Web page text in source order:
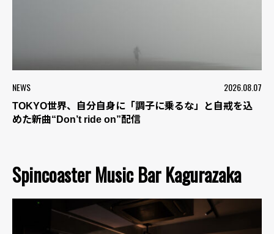
NEWS 2026.08.07
TOKYO世界、自分自身に「調子に乗るな」と自戒を込
めた新曲“Don’t ride on”配信
Spincoaster Music Bar Kagurazaka